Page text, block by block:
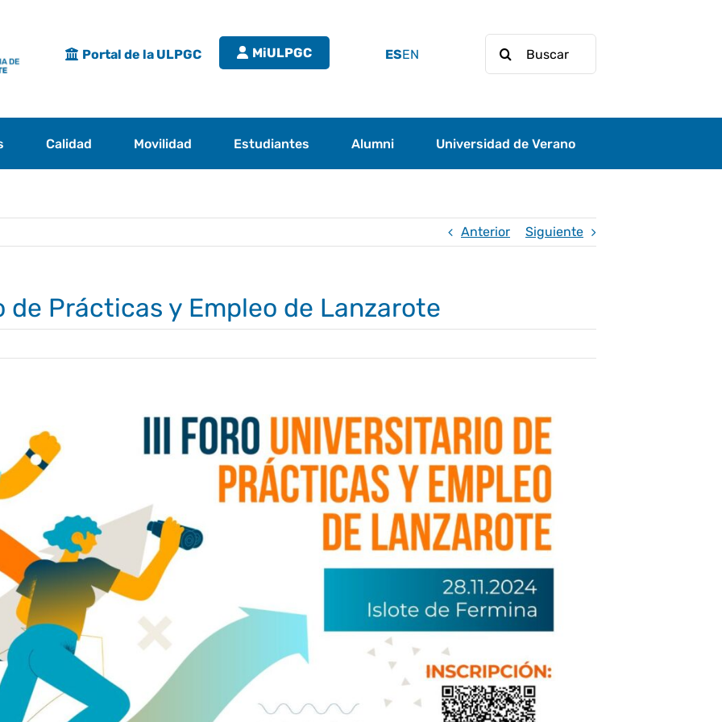
Portal de la ULPGC MiULPGC EN
ES
Calidad Movilidad Estudiantes Alumni Universidad de Verano
Anterior Siguiente
de Prácticas y Empleo de Lanzarote